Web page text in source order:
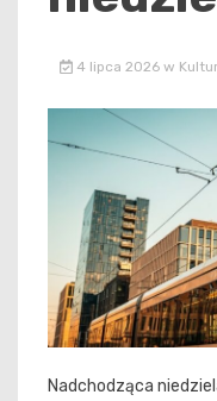
4 lipca 2026 w
Nadchodząca